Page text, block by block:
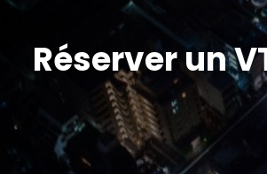
Réserver un